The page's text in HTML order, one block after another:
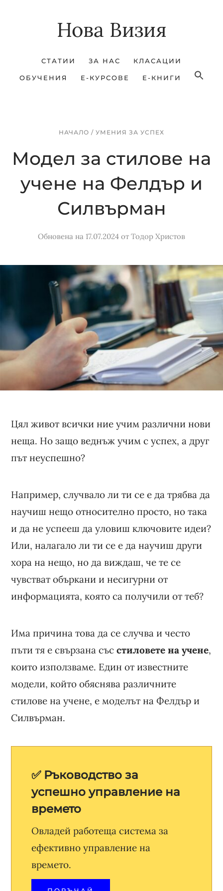
Нова Визия
СТАТИИ ЗА НАС КЛАСАЦИИ
ОБУЧЕНИЯ Е-КУРСОВЕ Е-КНИГИ
НАЧАЛО / УМЕНИЯ ЗА УСПЕХ
Модел за стилове на
учене на Фелдър и
Силвърман
Обновена на 17.07.2024 от Тодор Христов
Цял живот всички ние учим различни нови
неща. Но защо веднъж учим с успех, а друг
път неуспешно?
Например, случвало ли ти се е да трябва да
научиш нещо относително просто, но така
и да не успееш да уловиш ключовите идеи?
Или, налагало ли ти се е да научиш други
хора на нещо, но да виждаш, че те се
чувстват объркани и несигурни от
информацията, която са получили от теб?
Има причина това да се случва и често
пъти тя е свързана съсстиловете на учене,
които използваме. Един от известните
модели, който обяснява различните
стилове на учене, е моделът на Фелдър и
Силвърман.
✅ Ръководство за
успешно управление на
времето
Овладей работеща система за
ефективно управление на
времето.